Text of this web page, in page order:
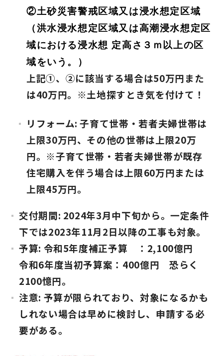
ラインナップ
最響の家
Groovin’
Glass Arts
Blue Style
キママプラス
納得リフォームスタジオ nattoku リノベ
分譲住宅･不動産 スタッフブログ
施工事例
お知らせ 土地情報
②土砂災害警戒区域又は浸水想定区域
（洪水浸水想定区域又は高潮浸水想定区
域における浸水想 定高さ３ｍ以上の区
域をいう。）
上記①、②に該当する場合は50万円また
は40万円。※土地探すとき気を付けて！
リフォーム: 子育て世帯・若者夫婦世帯は
上限30万円、その他の世帯は上限20万
円。※子育て世帯・若者夫婦世帯が既存
住宅購入を伴う場合は上限60万円または
上限45万円。
交付期間: 2024年3月中下旬から。一定条件
下では2023年11月2日以降の工事も対象。
予算: 令和5年度補正予算 ：2,100億円
令和6年度当初予算案：400億円 恐らく
2100憶円。
注意: 予算が限られており、対象になるかも
しれない場合は早めに検討し、申請する必
要がある。